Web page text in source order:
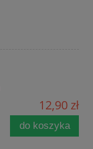
12,90 zł
do koszyka